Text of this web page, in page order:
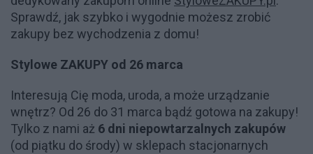
Sprawdź, jak szybko i wygodnie możesz zrobić
zakupy bez wychodzenia z domu!
Stylowe ZAKUPY od 26 marca
Interesują Cię moda, uroda, a może urządzanie
wnętrz? Od 26 do 31 marca bądź gotowa na zakupy!
Tylko z nami aż 6 dni niepowtarzalnych zakupów
(od piątku do środy) w sklepach stacjonarnych